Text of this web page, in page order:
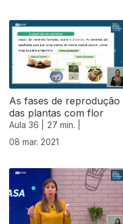
As fases de reprodução
das plantas com flor
Aula 36 |
27 min. |
08 mar. 2021